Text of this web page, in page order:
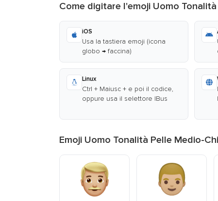
Come digitare l'emoji Uomo
iOS
Usa la tastiera emoji (icona
globo → faccina)
Linux
Ctrl + Maiusc + e poi il codice,
oppure usa il selettore IBus
Emoji Uomo Tonalità Pelle Medio-